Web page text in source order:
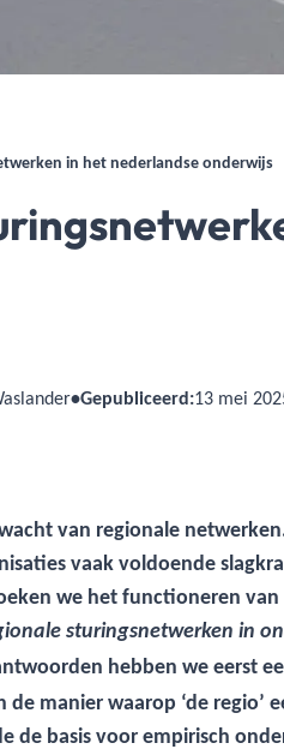
in het nederlandse onderwijs
•Gepubliceerd:13 mei
van regionale
vaak voldoende
we het functioneren
sturingsnetwerken in
hebben we eerst
de manier waarop ‘de
de basis voor empirisch